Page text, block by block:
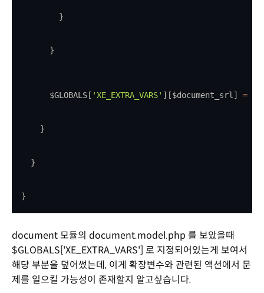
}
}
$GLOBALS[ 'XE_EXTRA_VARS' ][$document_srl] =
}
}
}
document 모듈의 document.model.php 를 보았을때
$GLOBALS['XE_EXTRA_VARS'] 로 지정되어있는게 보여서
해당 부분을 덮어썼는데, 이게 확장변수와 관련된 액션에서 문
제를 일으킬 가능성이 존재할지 알고싶습니다.